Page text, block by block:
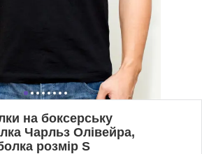
на боксерську
Чарльз Олівейра,
розмір S